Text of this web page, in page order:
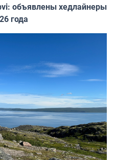
объявлены хедлайнеры
года